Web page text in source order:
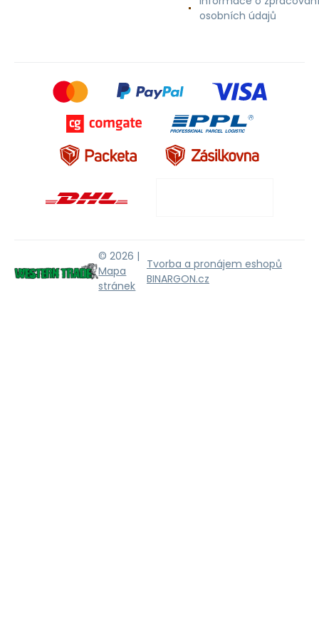
osobních údajů
© 2026 |
Mapa
stránek
Tvorba a pronájem eshopů
BINARGON.cz